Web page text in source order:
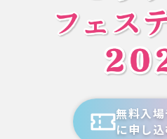
無料入
に申し込